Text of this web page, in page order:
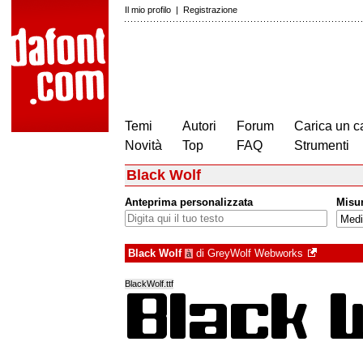
Il mio profilo | Registrazione
Temi
Novità
Autori
Top
Forum
FAQ
Carica un
Strumenti
Black Wolf
Anteprima personalizzata
Black Wolf à di GreyWolf Webworks
BlackWolf.ttf